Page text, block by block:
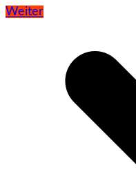
Weiter